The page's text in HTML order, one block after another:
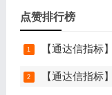
点赞排行榜
【通达信指标】分
【通达信指标】至